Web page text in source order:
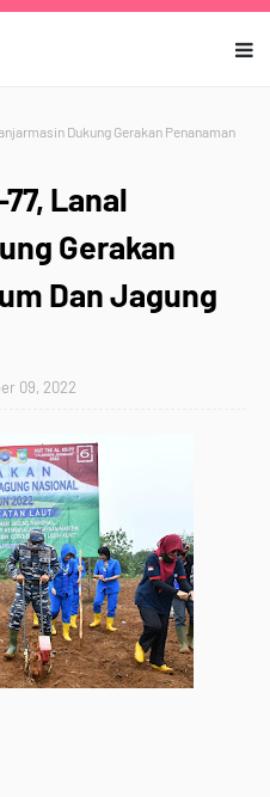
Dukung Gerakan Penanaman
Lanal
Gerakan
Dan Jagung
09, 2022